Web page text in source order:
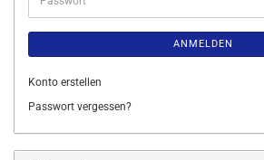
ANMELDEN
Konto erstellen
Passwort vergessen?